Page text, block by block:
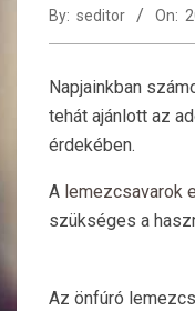
By: seditor On:
Napjainkban
tehát ajánlott az
érdekében.
A lemezcsavarok
szükséges a
Az önfúró